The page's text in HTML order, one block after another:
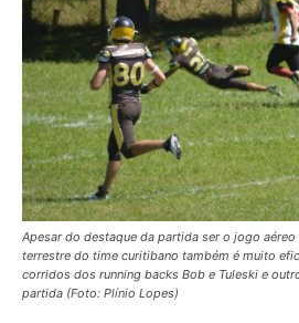
Apesar do destaque da partida ser o jogo
terrestre do time curitibano também é muito
corridos dos running backs Bob e Tuleski e
partida (Foto: Plínio Lopes)